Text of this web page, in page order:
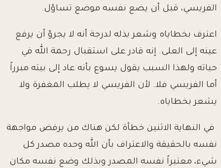
الفريسي، قبل أن يضع نفسه موضع تساؤل.
اعترف بخطاياه وشعر بذله لدرجة أنه لا يجرؤ أن يرفع
عينه إلى العلى. إنه قادر على استقبال رحمة الله في
حياته ولهذا السبب يقول يسوع بأنه عاد إلى بيته مبرراً
أما الفريسي فلا. لأن الفريسي لا يطلب المغفرة ولا
يشعر بخطاياه.
في النهاية الاثنين خطأة لكن هناك من يرفض مواجهة
نفسه بالحقيقة والاعتراف بأن الله وحده مصدر كل
شيء، معتبراً نفسه المصدر وبذلك وضع نفسه مكان